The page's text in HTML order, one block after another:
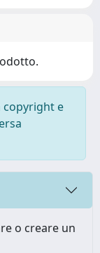
copyright e
o creare un